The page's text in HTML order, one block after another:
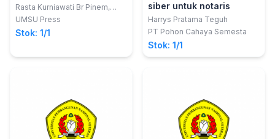
Rasta Kurniawati Br Pinem,
S.Ag., M.A
UMSU Press
Stok: 1/1
siber untuk notaris
Harrys Pratama Teguh
PT Pohon Cahaya Semesta
Stok: 1/1